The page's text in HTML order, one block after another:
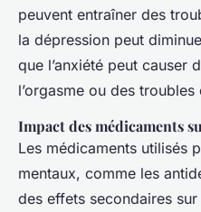
peuvent entraîner des
la dépression peut
que l’anxiété peut causer
l’orgasme ou des troubles
Impact des médicaments
Les médicaments utilisés
mentaux, comme les
des effets secondaires